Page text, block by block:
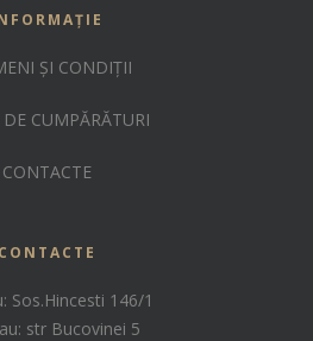
ȘI CONDIȚII
CUMPĂRĂTURI
CONTACTE
CONTACTE
Sos.Hincesti 146/1
str Bucovinei 5